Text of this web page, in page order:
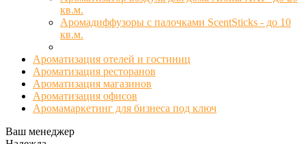
кв.м.
Аромадиффузоры с палочками ScentSticks - до 10
кв.м.
Ароматизация отелей и гостиниц
Ароматизация ресторанов
Ароматизация магазинов
Ароматизация офисов
Аромамаркетинг для бизнеса под ключ
Ваш менеджер